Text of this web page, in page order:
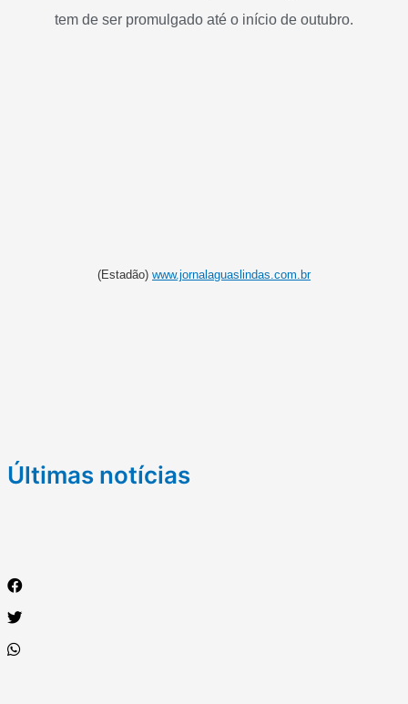
tem de ser promulgado até o início de outubro.
(Estadão) www.jornalaguaslindas.com.br
Últimas notícias